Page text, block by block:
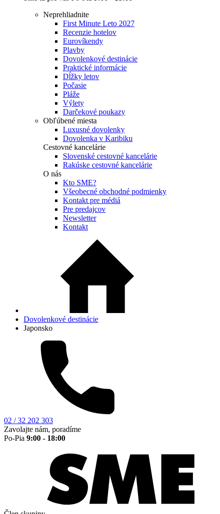
Neprehliadnite
First Minute Leto 2027
Recenzie hotelov
Eurovíkendy
Plavby
Dovolenkové destinácie
Praktické informácie
Dĺžky letov
Počasie
Pláže
Výlety
Darčekové poukazy
Obľúbené miesta
Luxusné dovolenky
Dovolenka v Karibiku
Cestovné kancelárie
Slovenské cestovné kancelárie
Rakúske cestovné kancelárie
O nás
Kto SME?
Všeobecné obchodné podmienky
Kontakt pre médiá
Pre predajcov
Newsletter
Kontakt
Dovolenkové destinácie
Japonsko
02 / 32 202 303
Zavolajte nám, poradíme
Po-Pia 9:00 - 18:00